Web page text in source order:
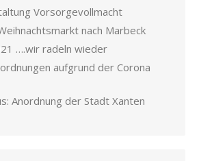
Vorsorgevollmacht
nach Marbeck
….wir radeln wieder
aufgrund der Corona
Anordnung der Stadt Xanten